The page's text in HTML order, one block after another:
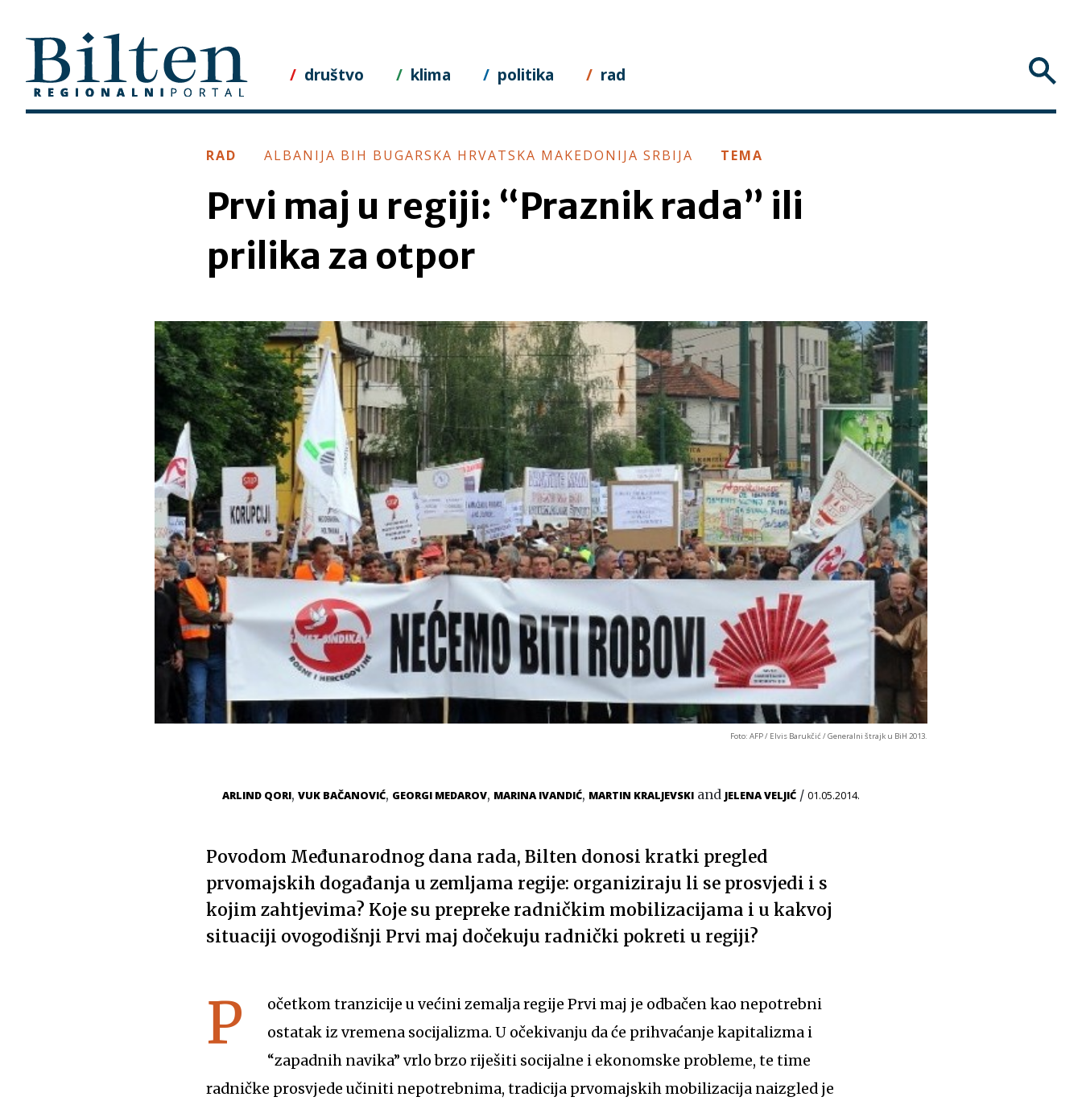
content
društvo klima politika rad
RAD ALBANIJA BIH BUGARSKA HRVATSKA MAKEDONIJA SRBIJA TEMA
Prvi maj u regiji: “Praznik rada” ili
prilika za otpor
Foto: AFP / Elvis Barukčić / Generalni štrajk u BiH 2013.
ARLIND QORI, VUK BAČANOVIĆ, GEORGI MEDAROV, MARINA IVANDIĆ, MARTIN KRALJEVSKI and JELENA VELJIĆ / 01.05.2014.
Povodom Međunarodnog dana rada, Bilten donosi kratki pregled
prvomajskih događanja u zemljama regije: organiziraju li se prosvjedi i s
kojim zahtjevima? Koje su prepreke radničkim mobilizacijama i u kakvoj
situaciji ovogodišnji Prvi maj dočekuju radnički pokreti u regiji?
P
očetkom tranzicije u većini zemalja regije Prvi maj je odbačen kao nepotrebni
ostatak iz vremena socijalizma. U očekivanju da će prihvaćanje kapitalizma i
“zapadnih navika” vrlo brzo riješiti socijalne i ekonomske probleme, te time
radničke prosvjede učiniti nepotrebnima, tradicija prvomajskih mobilizacija naizgled je